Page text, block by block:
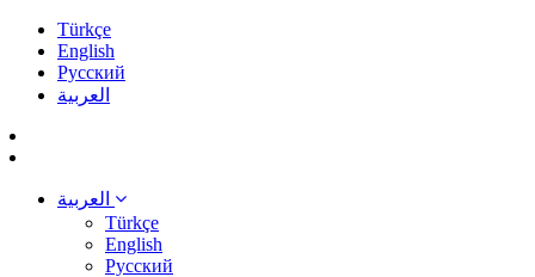
Türkçe
English
Pусский
العربية
Türkçe
English
Pусский